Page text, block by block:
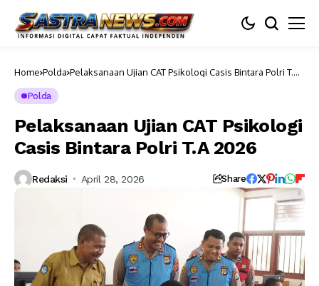
Home Polda Pelaksanaan Ujian CAT Psikologi Casis Bintara Polri T.A
Polda
Pelaksanaan Ujian CAT Psikologi
Casis Bintara Polri T.A 2026
Redaksi April 28, 2026 Share